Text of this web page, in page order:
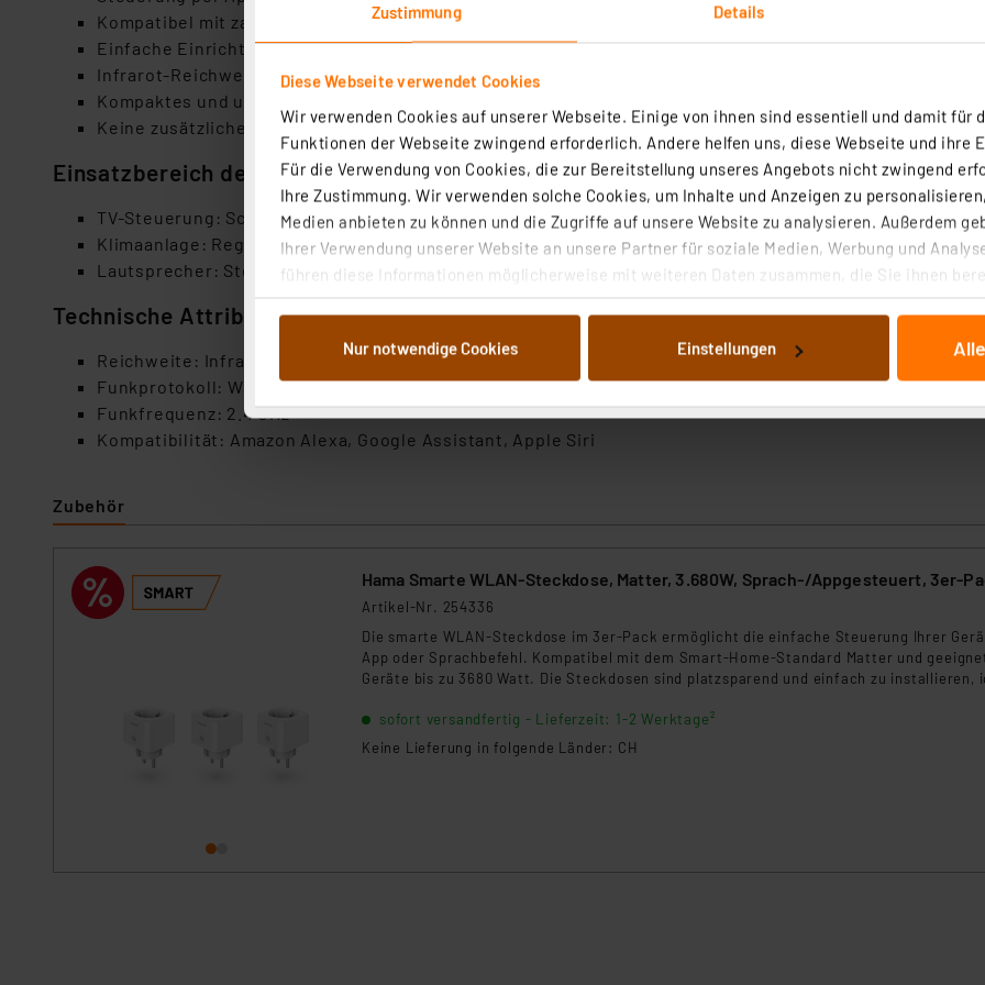
Zustimmung Details
Diese Webseite verwendet Cookies
Wir verwenden Cookies auf unserer Webseite. Einige von ihnen sind essentiell und damit für
Funktionen der Webseite zwingend erforderlich. Andere helfen uns, diese Webseite und ihre
Für die Verwendung von Cookies, die zur Bereitstellung unseres Angebots nicht zwingend
Ihre Zustimmung. Wir verwenden solche Cookies, um Inhalte und Anzeigen zu
Medien anbieten zu können und die Zugriffe auf unsere Website zu analysieren. Außerdem
Ihrer Verwendung unserer Website an unsere Partner für soziale Medien, Werbung und
führen diese Informationen möglicherweise mit weiteren Daten zusammen, die Sie ihnen
dem Speichern und Abrufen von Informationen auf Ihrem gerät (§25 Abs.1 TTDSG) sowie der
Weiterverarbeitung für die nachfolgend dargestellten bzw. die von Ihnen ausgewählten
Abs.1a DSG-VO) zu. Eine detaillierte Auflistung der einzelnen Cookies nach Zweck und
Button „Ablehnen oder Einstellungen“ abrufbar. Sie können die Verwendung nicht
ganz oder teilweise zustimmen. Ihre erteilte Zustimmung können Sie jederzeit unter dem
dieser Drittanbieter umfasst daher ggf. auch die Verarbeitung Ihrer Daten in den USA gemäß
Nähere Infos zu diesen Drittanbietern und zu der jeweiligen Datenübermittlung erhalten Sie
Für die USA besteht kein Angemessenheitsbeschluss der EU. Dies bedeutet, dass die USA
Datenschutz nach EU-Standards eingestuft wird. So besteht etwa das Risiko, dass US-
Unsere Kooperation mit diesen Dienstleistern stützt sich auf die
Kommission sowie einer eigenen Beurteilung der mit der Datenübermittlung, insbesondere
Nur notwendige Cookies Einstellungen
Kompatibel mit zahlreichen Geräten
Einfache Einrichtung per QR-Code
Infrarot-Reichweite bis zu 10 Meter
Kompaktes und unauffälliges Design
Keine zusätzliche Hub erforderlich
Einsatzbereich des Produktes
TV-Steuerung: Schalten Sie Ihren Fernseher ein und aus oder wechseln Sie die Kanäle
Klimaanlage: Regulieren Sie die Temperatur und Lüftergeschwindigkeit
Lautsprecher: Steuern Sie die Lautstärke und Wiedergabe Ihrer Musik
Technische Attribute
Reichweite: Infrarot bis zu 10 Meter
Funkprotokoll: WLAN
Funkfrequenz: 2.4 GHz
Kompatibilität: Amazon Alexa, Google Assistant, Apple Siri
Zubehör
Hama Smarte WLAN-Steckdose, Matter, 3.680W, Sprach-/Appgesteuert, 3er-
Artikel-Nr. 254336
Die smarte WLAN-Steckdose im 3er-Pack ermöglicht die einfache Steuerung Ihrer
App oder Sprachbefehl. Kompatibel mit dem Smart-Home-Standard Matter und
Geräte bis zu 3680 Watt. Die Steckdosen sind platzsparend und einfach zu installieren,
sofort versandfertig - Lieferzeit: 1-2 Werktage²
Keine Lieferung in folgende Länder: CH